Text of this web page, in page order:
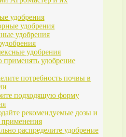
удобрения
удобрения
удобрения
удобрения
применять удобрение
потребность почвы в
подходящую форму
рекомендуемые дозы и
распределите удобрение